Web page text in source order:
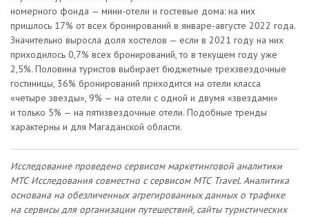
номерного фонда — мини-отели и гостевые дома: на них
пришлось 17% от всех бронирований в январе-августе 2022 года.
Значительно выросла доля хостелов — если в 2021 году на них
приходилось 0,7% всех бронирований, то в текущем году уже
2,5%. Половина туристов выбирает бюджетные трехзвездочные
гостиницы, 36% бронирований приходится на отели класса
«четыре звезды», 9% — на отели с одной и двумя «звездами»
и только 5% — на пятизвездочные отели. Подобные тренды
характерны и для Магаданской области.
Исследование проведено сервисом маркетинговой аналитики
МТС Исследования совместно с сервисом МТС Travel. Аналитика
основана на обезличенных агрегированных данных о трафике
на сервисы для организации путешествий, сайты туристических